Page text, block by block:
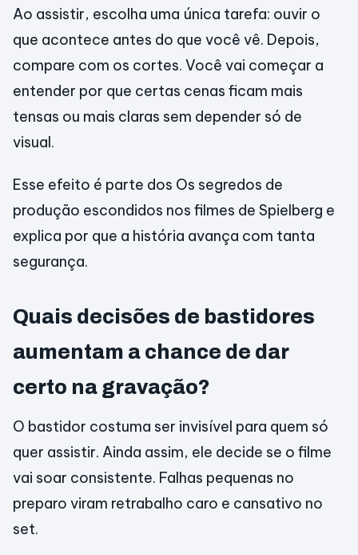
Ao assistir, escolha uma única tarefa: ouvir o
que acontece antes do que você vê. Depois,
compare com os cortes. Você vai começar a
entender por que certas cenas ficam mais
tensas ou mais claras sem depender só de
visual.
Esse efeito é parte dos Os segredos de
produção escondidos nos filmes de Spielberg e
explica por que a história avança com tanta
segurança.
Quais decisões de bastidores
aumentam a chance de dar
certo na gravação?
O bastidor costuma ser invisível para quem só
quer assistir. Ainda assim, ele decide se o filme
vai soar consistente. Falhas pequenas no
preparo viram retrabalho caro e cansativo no
set.